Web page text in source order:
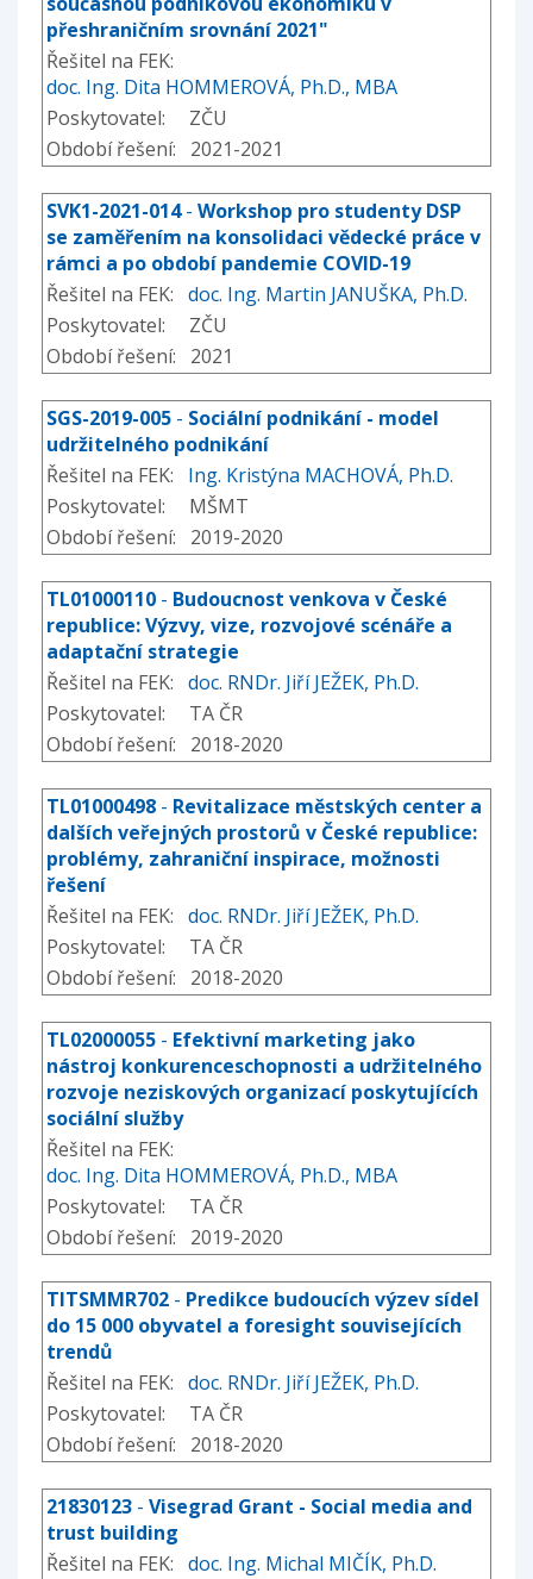
přeshraničním srovnání 2021"
Řešitel na FEK:
doc. Ing. Dita HOMMEROVÁ, Ph.D., MBA
Poskytovatel: ZČU
Období řešení: 2021-2021
SVK1-2021-014- Workshop pro studenty DSP
se zaměřením na konsolidaci vědecké práce v
rámci a po období pandemie COVID-19
Řešitel na FEK: doc. Ing. Martin JANUŠKA, Ph.D.
Poskytovatel: ZČU
Období řešení: 2021
SGS-2019-005 - Sociální podnikání - model
udržitelného podnikání
Řešitel na FEK: Ing. Kristýna MACHOVÁ, Ph.D.
Poskytovatel: MŠMT
Období řešení: 2019-2020
TL01000110 - Budoucnost venkova v České
republice: Výzvy, vize, rozvojové scénáře a
adaptační strategie
Řešitel na FEK: doc. RNDr. Jiří JEŽEK, Ph.D.
Poskytovatel: TA ČR
Období řešení: 2018-2020
TL01000498 - Revitalizace městských center a
dalších veřejných prostorů v České republice:
problémy, zahraniční inspirace, možnosti
řešení
Řešitel na FEK: doc. RNDr. Jiří JEŽEK, Ph.D.
Poskytovatel: TA ČR
Období řešení: 2018-2020
TL02000055 - Efektivní marketing jako
nástroj konkurenceschopnosti a udržitelného
rozvoje neziskových organizací poskytujících
sociální služby
Řešitel na FEK:
doc. Ing. Dita HOMMEROVÁ, Ph.D., MBA
Poskytovatel: TA ČR
Období řešení: 2019-2020
TITSMMR702 - Predikce budoucích výzev sídel
do 15 000 obyvatel a foresight souvisejících
trendů
Řešitel na FEK: doc. RNDr. Jiří JEŽEK, Ph.D.
Poskytovatel: TA ČR
Období řešení: 2018-2020
21830123 - Visegrad Grant - Social media and
trust building
Řešitel na FEK: doc. Ing. Michal MIČÍK, Ph.D.